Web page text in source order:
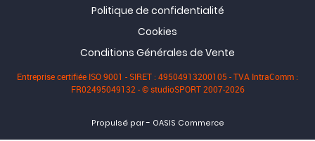
Politique de confidentialité
Cookies
Conditions Générales de Vente
Entreprise certifiée ISO 9001 - SIRET : 49504913200105 - TVA IntraComm :
FR02495049132 - © studioSPORT 2007-2026
Propulsé par- OASIS Commerce